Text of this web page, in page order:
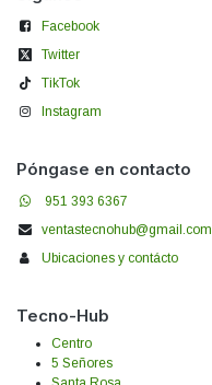
Facebook
Twitter
TikTok
Instagram
Póngase en contacto
951 393 6367
ventastecnohub@gmail.com
Ubicaciones y contácto
Tecno-Hub
Centro
5 Señores